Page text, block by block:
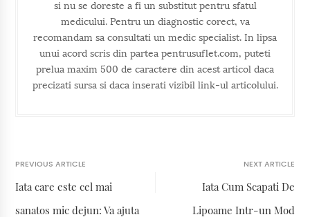
si nu se doreste a fi un substitut pentru sfatul
medicului. Pentru un diagnostic corect, va
recomandam sa consultati un medic specialist. In lipsa
unui acord scris din partea pentrusuflet.com, puteti
prelua maxim 500 de caractere din acest articol daca
precizati sursa si daca inserati vizibil link-ul articolului.
PREVIOUS ARTICLE
Iata care este cel mai
sanatos mic dejun: Va ajuta
NEXT ARTICLE
Iata Cum Scapati De
Lipoame Intr-un Mod